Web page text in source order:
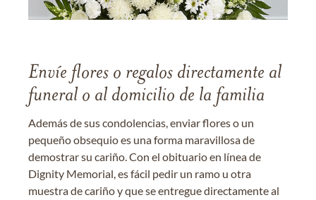
Envíe flores o regalos directamente al
funeral o al domicilio de la familia
Además de sus condolencias, enviar flores o un
pequeño obsequio es una forma maravillosa de
demostrar su cariño. Con el obituario en línea de
Dignity Memorial, es fácil pedir un ramo u otra
muestra de cariño y que se entregue directamente al